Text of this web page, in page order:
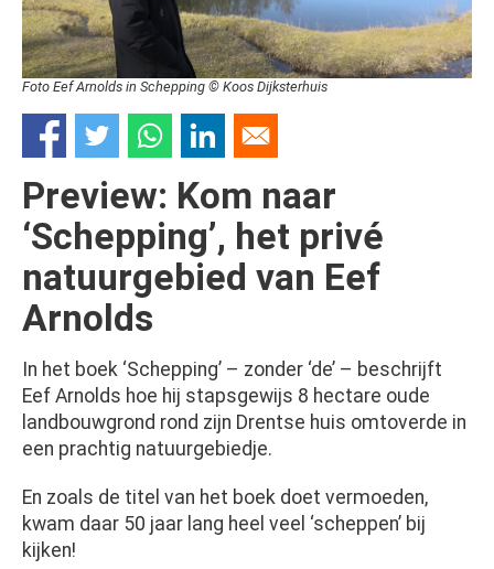
Foto Eef Arnolds in Schepping © Koos Dijksterhuis
Preview: Kom naar
‘Schepping’, het privé
natuurgebied van Eef
Arnolds
In het boek ‘Schepping’ – zonder ‘de’ – beschrijft
Eef Arnolds hoe hij stapsgewijs 8 hectare oude
landbouwgrond rond zijn Drentse huis omtoverde in
een prachtig natuurgebiedje.
En zoals de titel van het boek doet vermoeden,
kwam daar 50 jaar lang heel veel ‘scheppen’ bij
kijken!